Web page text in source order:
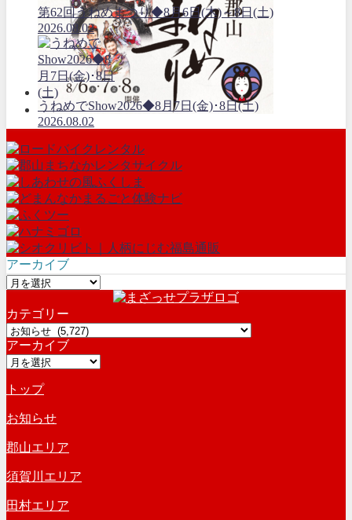
第62回うねめまつり◆8月6日(木)～8日(土)
2026.08.02
うねめでShow2026◆8月7日(金)･8日(土)
2026.08.02
アーカイブ
ア
カ
イ
ブ
カテゴリー
カ
テ
ゴ
ー
アーカイブ
ア
カ
イ
ブ
トップ
お知らせ
郡山エリア
須賀川エリア
田村エリア